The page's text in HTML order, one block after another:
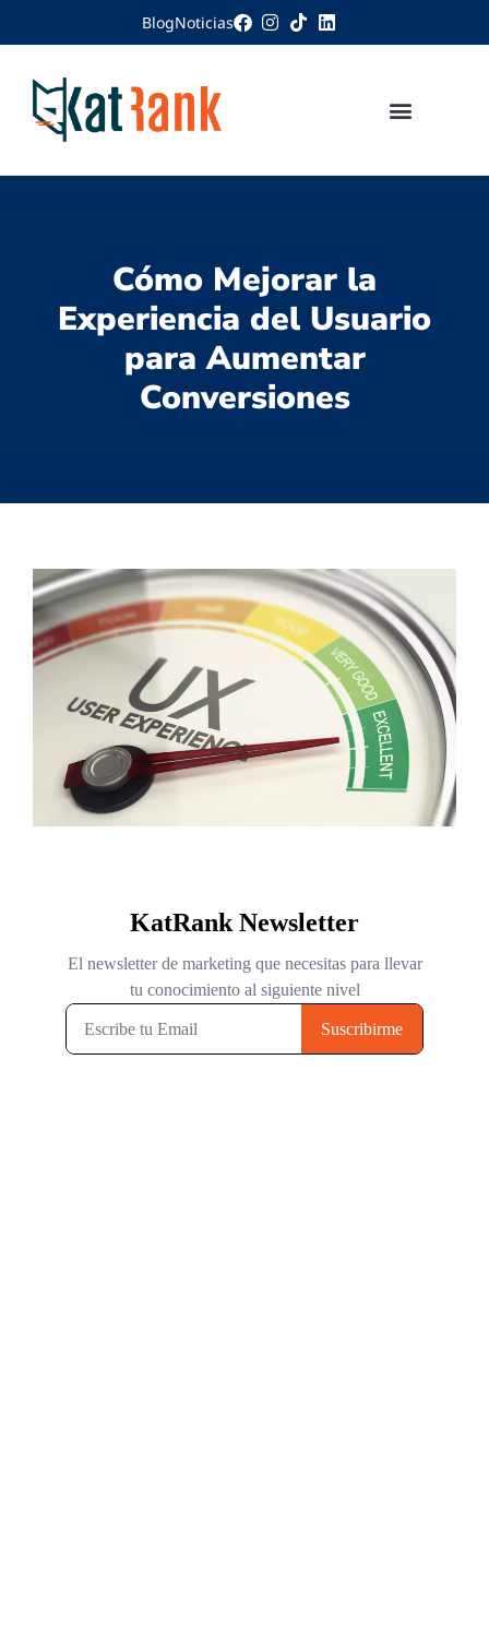
BlogNoticias
Cómo Mejorar la
Experiencia del Usuario
para Aumentar
Conversiones